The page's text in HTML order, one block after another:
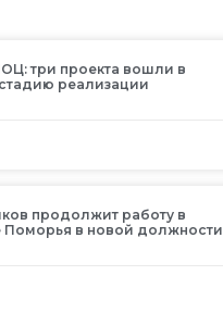
три проекта вошли в
реализации
продолжит работу в
Поморья в новой должности